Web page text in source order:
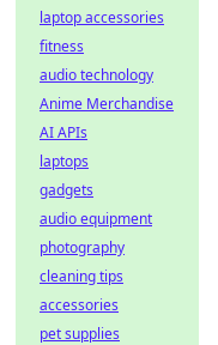
laptop accessories
fitness
audio technology
Anime Merchandise
AI APIs
laptops
gadgets
audio equipment
photography
cleaning tips
accessories
pet supplies